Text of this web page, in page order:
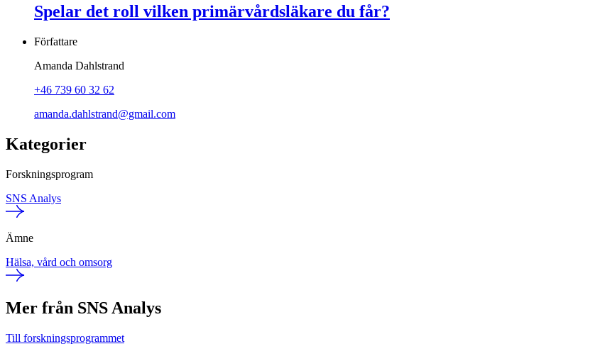
Spelar det roll vilken primärvårdsläkare du får?
Författare
Amanda Dahlstrand
+46 739 60 32 62
amanda.dahlstrand@gmail.com
Kategorier
Forskningsprogram
SNS Analys
Ämne
Hälsa, vård och omsorg
Mer från SNS Analys
Till forskningsprogrammet